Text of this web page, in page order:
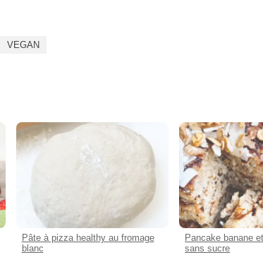
VEGAN
Pâte à pizza healthy au fromage
blanc
Pancake banane
sans sucre